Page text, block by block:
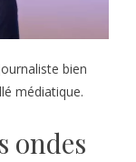
bien
médiatique.
ondes